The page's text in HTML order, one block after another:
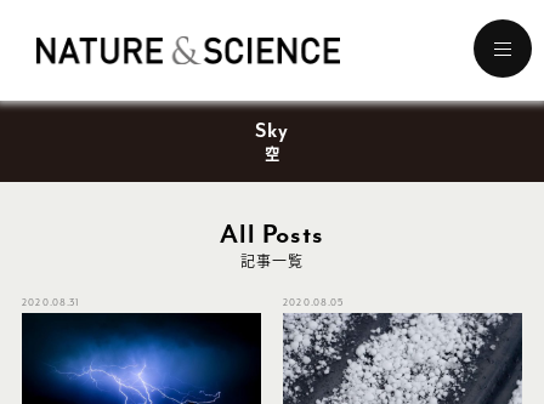
ュ
Sky
空
All Posts
記事一覧
2020.08.31 2020.08.05